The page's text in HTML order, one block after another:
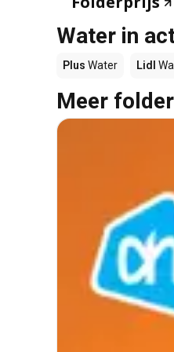
Water in
Plus Water Lidl
Meer